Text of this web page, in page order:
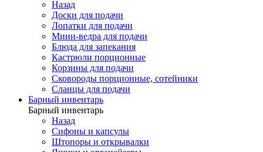
Назад
Доски для подачи
Лопатки для подачи
Мини-ведра для подачи
Блюда для запекания
Кастрюли порционные
Корзины для подачи
Сковороды порционные, сотейники
Сланцы для подачи
Барный инвентарь
Барный инвентарь
Назад
Сифоны и капсулы
Штопоры и открывалки